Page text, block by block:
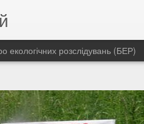
екологічних розслідувань (БЕР)